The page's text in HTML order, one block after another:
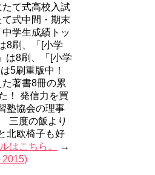
て式高校入試
式中間・期末
学生成績トッ
8刷、「[小学
は8刷、「[小学
5刷重版中！
著書8冊の累
！ 発信力を買
塾協会の理事
三度の飯より
北欧椅子も好
はこちら。
→
2015)